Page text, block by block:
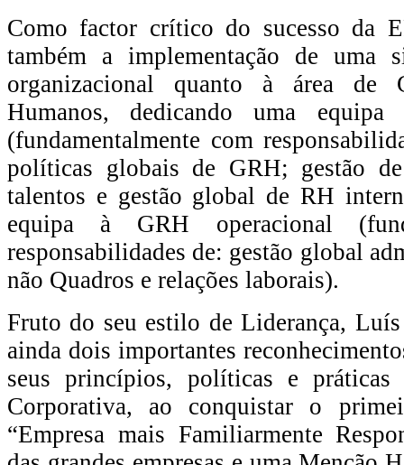
Como factor crítico do sucesso da
também a implementação de uma
organizacional quanto à área de
Humanos, dedicando uma
(fundamentalmente com
políticas globais de GRH; gestão
talentos e gestão global de RH
equipa à GRH operacional
responsabilidades de: gestão global
não Quadros e relações laborais).
Fruto do seu estilo de Liderança,
ainda dois importantes
seus princípios, políticas e práticas
Corporativa, ao conquistar o
“Empresa mais Familiarmente